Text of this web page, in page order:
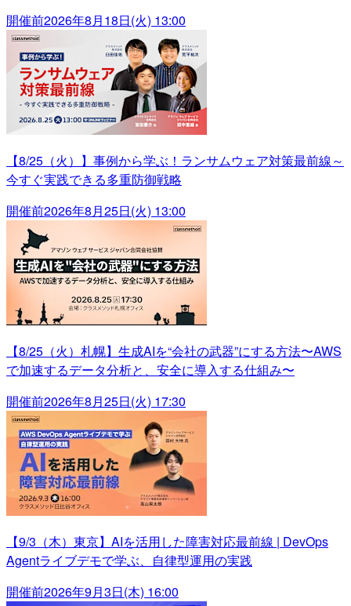
開催前2026年8月18日(火) 13:00
【8/25（火）】事例から学ぶ！ランサムウェア対策最前線～
今すぐ実践できる多重防御戦略
開催前2026年8月25日(火) 13:00
【8/25（火）札幌】生成AIを“会社の武器”にする方法〜AWS
で加速するデータ分析と、安全に導入する仕組み〜
開催前2026年8月25日(火) 17:30
【9/3（木）東京】AIを活用した障害対応最前線 | DevOps
Agentライブデモで学ぶ、自律型運用の実践
開催前2026年9月3日(木) 16:00